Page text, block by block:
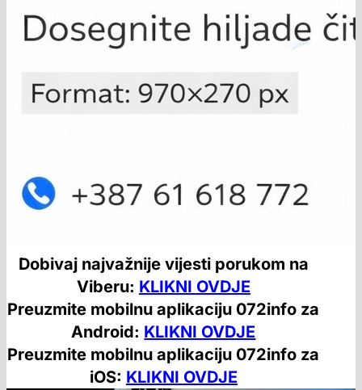
Dobivaj najvažnije vijesti porukom na
Viberu: KLIKNI OVDJE
Preuzmite mobilnu aplikaciju 072info za
Android: KLIKNI OVDJE
Preuzmite mobilnu aplikaciju 072info za
iOS: KLIKNI OVDJE